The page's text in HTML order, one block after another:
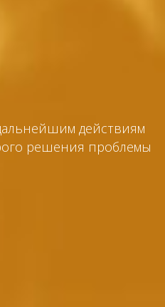
действиям
решения проблемы